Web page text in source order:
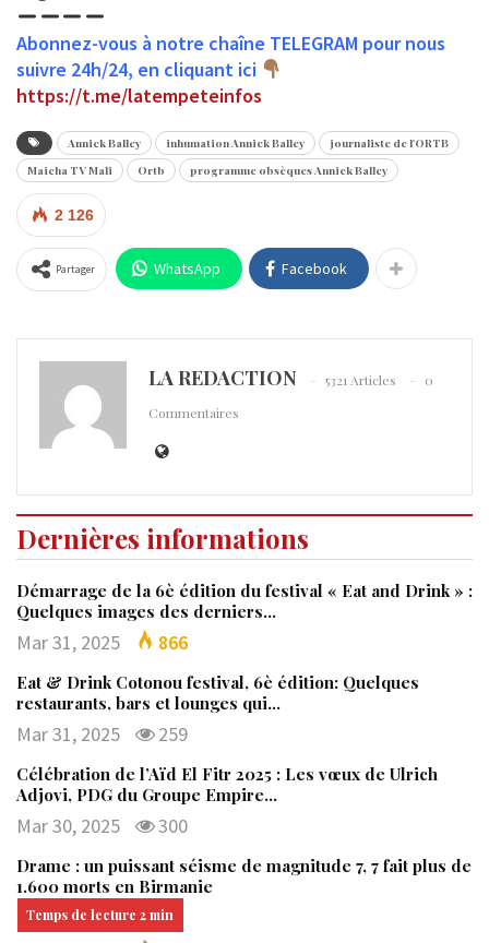
Abonnez-vous à notre chaîne TELEGRAM pour nous
suivre 24h/24, en cliquant ici
https://t.me/latempeteinfos
Annick Balley inhumation Annick Balley
journaliste de l'ORTB
Maicha TV Mali
Ortb programme obsèques Annick Balley
2 126
Partager WhatsApp Facebook
LA REDACTION 5321 Articles
0
Commentaires
Dernières informations
Démarrage de la 6è édition du festival « Eat and Drink » :
Quelques images des derniers…
Mar 31, 2025 866
Eat & Drink Cotonou festival, 6è édition: Quelques
restaurants, bars et lounges qui…
Mar 31, 2025 259
Célébration de l’Aïd El Fitr 2025 : Les vœux de Ulrich
Adjovi, PDG du Groupe Empire…
Mar 30, 2025 300
Drame : un puissant séisme de magnitude 7, 7 fait plus de
1.600 morts en Birmanie